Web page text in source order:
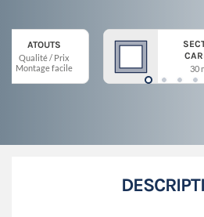
ATOUTS
Qualité / Prix
Montage facile
30